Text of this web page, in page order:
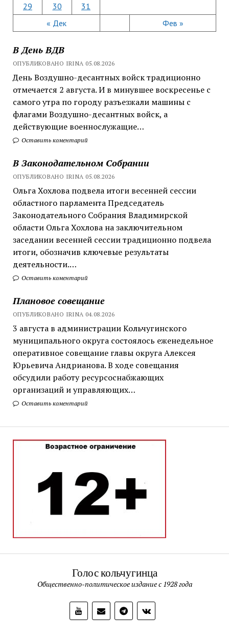
« Дек Фев »
29
30 31
В День ВДВ
ОПУБЛИКОВАНО IRINA 05.08.2026
День Воздушно-десантных войск традиционно
отмечается 2 августа. И в минувшее воскресенье с
самого утра по городу разъезжали машины с
флагами Воздушно-десантных войск, а
действующие военнослужащие…
Оставить коментарий
В Законодательном Собрании
ОПУБЛИКОВАНО IRINA 05.08.2026
Ольга Хохлова подвела итоги весенней сессии
областного парламента Председатель
Законодательного Собрания Владимирской
области Ольга Хохлова на заключительном
заседании весенней сессии традиционно подвела
итоги, обозначив ключевые результаты
деятельности.…
Оставить коментарий
Плановое совещание
ОПУБЛИКОВАНО IRINA 04.08.2026
3 августа в администрации Кольчугинского
муниципального округа состоялось еженедельное
оперативное совещание главы округа Алексея
Юрьевича Андрианова. В ходе совещания
обсудили работу ресурсоснабжающих
организаций и управляющих…
Оставить коментарий
Голос кольчугинца
Общественно-политическое издание с 1928 года